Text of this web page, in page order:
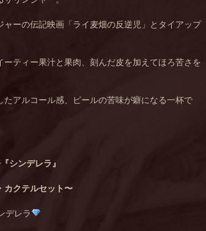
ーの伝記映画「ライ麦畑の反逆児」とタイアップ
ティー果汁と果肉、刻んだ皮を加えてほろ苦さを
アルコール感、ピールの苦味が癖になる一杯で
『シンデレラ』
カクテルセット〜
デレラ